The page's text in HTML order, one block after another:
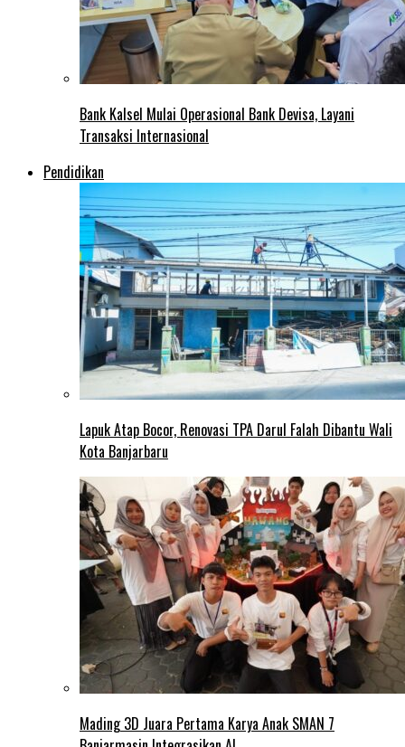
Bank Kalsel Mulai Operasional Bank Devisa, Layani
Transaksi Internasional
Pendidikan
Lapuk Atap Bocor, Renovasi TPA Darul Falah Dibantu Wali
Kota Banjarbaru
Mading 3D Juara Pertama Karya Anak SMAN 7